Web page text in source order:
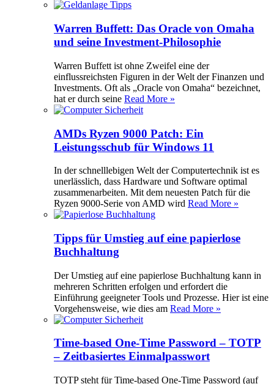
Warren Buffett: Das Oracle von Omaha
und seine Investment-Philosophie
Warren Buffett ist ohne Zweifel eine der
einflussreichsten Figuren in der Welt der Finanzen und
Investments. Oft als „Oracle von Omaha“ bezeichnet,
hat er durch seine Read More »
AMDs Ryzen 9000 Patch: Ein
Leistungsschub für Windows 11
In der schnelllebigen Welt der Computertechnik ist es
unerlässlich, dass Hardware und Software optimal
zusammenarbeiten. Mit dem neuesten Patch für die
Ryzen 9000-Serie von AMD wird Read More »
Tipps für Umstieg auf eine papierlose
Buchhaltung
Der Umstieg auf eine papierlose Buchhaltung kann in
mehreren Schritten erfolgen und erfordert die
Einführung geeigneter Tools und Prozesse. Hier ist eine
Vorgehensweise, wie dies am Read More »
Time-based One-Time Password – TOTP
– Zeitbasiertes Einmalpasswort
TOTP steht für Time-based One-Time Password (auf